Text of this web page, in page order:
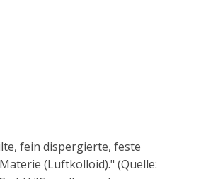
fein dispergierte, feste
(Luftkolloid)." (Quelle: